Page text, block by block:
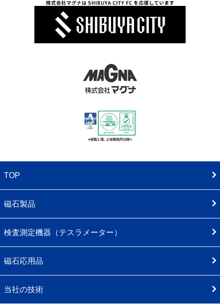
TOP
磁石製品
検査測定機器（テスラメーター）
磁石応用品
当社の技術